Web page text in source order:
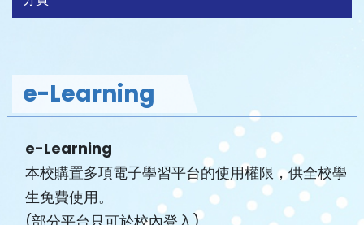
e-Learning
e-Learning
本校購置多項電子學習平台的使用權限，供全校學
生免費使用。